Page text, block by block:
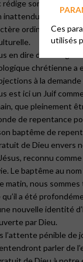
son
: Jésus
ordinaire de
en dire davantage
chrétienne a
à la
est ici un Juif
que pleinement
de repentance
baptême de
de Dieu
reconnu
Le baptême au
nous
a été
nouvelle identité
par Dieu.
l’attente pénible
parler de
Ces
utilisés